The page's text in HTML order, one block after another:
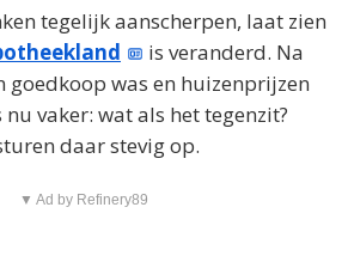
tegelijk aanscherpen, laat zien
is veranderd. Na
goedkoop was en huizenprijzen
vaker: wat als het tegenzit?
daar stevig op.
▼ Ad by Refinery89